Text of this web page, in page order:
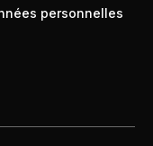
personnelles